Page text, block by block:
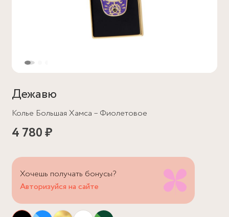
Дежавю
Колье Большая Хамса – Фиолетовое
4 780 ₽
Хочешь получать бонусы?
Авторизуйся на сайте